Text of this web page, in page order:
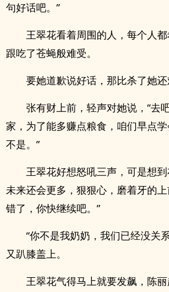
句好话吧。”
王翠花看着周围的人，每个人
跟吃了苍蝇般难受。
要她道歉说好话，那比杀了她还
张有财上前，轻声对她说，“去
家，为了能多赚点粮食，咱们早点
不是。”
王翠花好想怒吼三声，可是想
未来还会更多，狠狠心，磨着牙的
错了，你快继续吧。”
“你不是我奶奶，我们已经没关
又趴膝盖上。
王翠花气得马上就要发飙，陈